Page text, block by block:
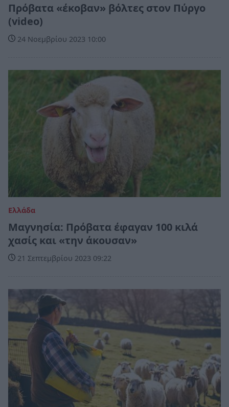
Πρόβατα «έκοβαν» βόλτες στον Πύργο
(video)
24 Νοεμβρίου 2023 10:00
Ελλάδα
Μαγνησία: Πρόβατα έφαγαν 100 κιλά
χασίς και «την άκουσαν»
21 Σεπτεμβρίου 2023 09:22